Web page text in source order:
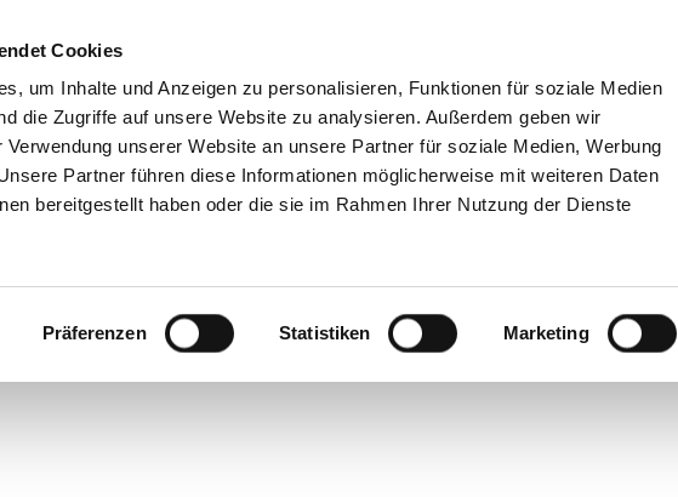
Cookies
um Inhalte und Anzeigen zu personalisieren, Funktionen für soziale Medien
die Zugriffe auf unsere Website zu analysieren. Außerdem geben wir
unserer Website an unsere Partner für soziale Medien, Werbung
Partner führen diese Informationen möglicherweise mit weiteren Daten
bereitgestellt haben oder die sie im Rahmen Ihrer Nutzung der Dienste
Präferenzen Statistiken Marketing